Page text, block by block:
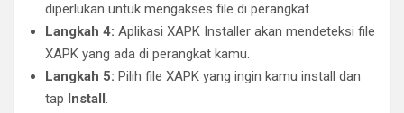
diperlukan untuk mengakses file di perangkat.
Langkah 4: Aplikasi XAPK Installer akan mendeteksi file
XAPK yang ada di perangkat kamu.
Langkah 5: Pilih file XAPK yang ingin kamu install dan
tap Install.